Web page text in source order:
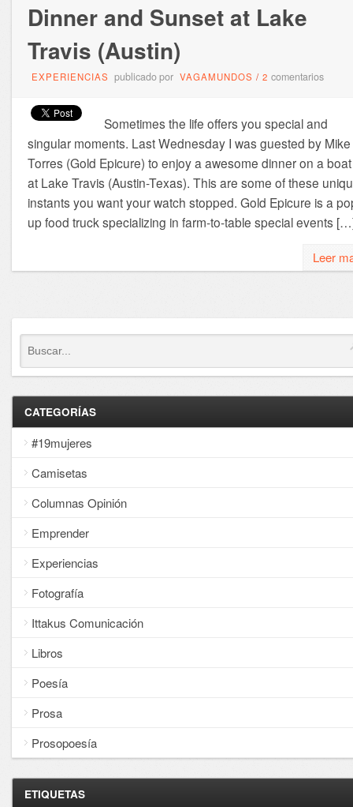
Dinner and Sunset at Lake
Travis (Austin)
EXPERIENCIAS publicado por VAGAMUNDOS / 2 comentarios
Sometimes the life offers you special and
singular moments. Last Wednesday I was guested by Mike
Torres (Gold Epicure) to enjoy a awesome dinner on a boat
at Lake Travis (Austin-Texas). This are some of these
instants you want your watch stopped. Gold Epicure is a
up food truck specializing in farm-to-table special events
Leer
CATEGORÍAS
#19mujeres
Camisetas
Columnas Opinión
Emprender
Experiencias
Fotografía
Ittakus Comunicación
Libros
Poesía
Prosa
Prosopoesía
ETIQUETAS